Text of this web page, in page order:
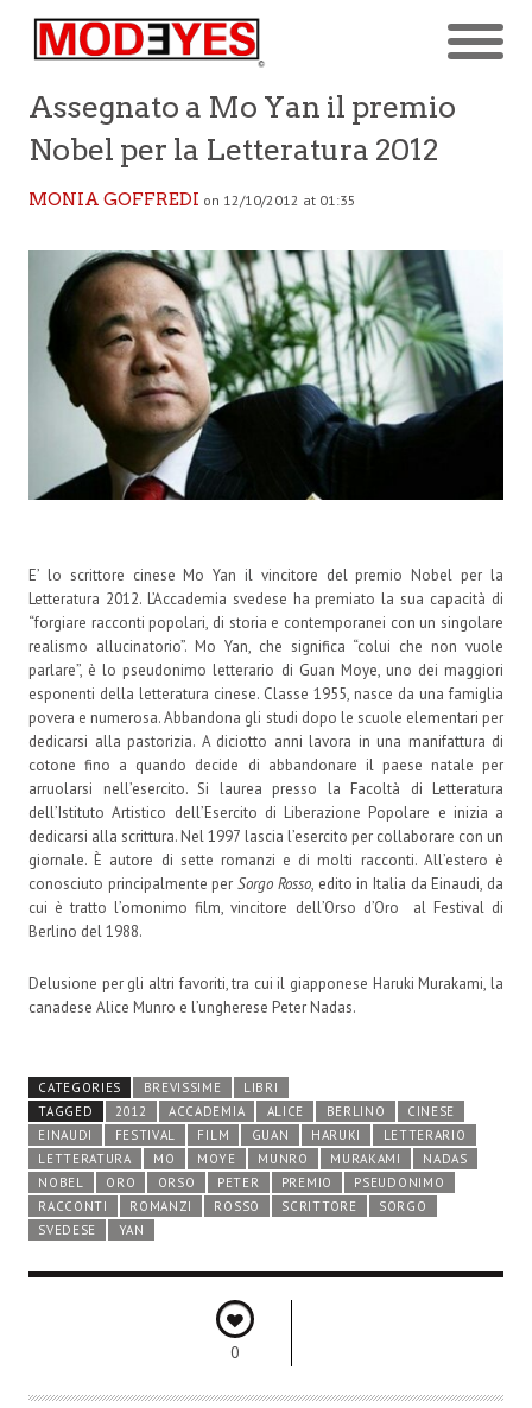
Assegnato a Mo Yan il premio
Nobel per la Letteratura 2012
MONIA GOFFREDI on 12/10/2012 at 01:35
E’ lo scrittore cinese Mo Yan il vincitore del premio Nobel per la
Letteratura 2012. L’Accademia svedese ha premiato la sua capacità di
“forgiare racconti popolari, di storia e contemporanei con un singolare
realismo allucinatorio”. Mo Yan, che significa “colui che non vuole
parlare”, è lo pseudonimo letterario di Guan Moye, uno dei maggiori
esponenti della letteratura cinese. Classe 1955, nasce da una famiglia
povera e numerosa. Abbandona gli studi dopo le scuole elementari per
dedicarsi alla pastorizia. A diciotto anni lavora in una manifattura di
cotone fino a quando decide di abbandonare il paese natale per
arruolarsi nell’esercito. Si laurea presso la Facoltà di Letteratura
dell’Istituto Artistico dell’Esercito di Liberazione Popolare e inizia a
dedicarsi alla scrittura. Nel 1997 lascia l’esercito per collaborare con un
giornale. È autore di sette romanzi e di molti racconti. All’estero è
conosciuto principalmente perSorgo Rosso, edito in Italia da Einaudi, da
cui è tratto l’omonimo film, vincitore dell’Orso d’Oro al Festival di
Berlino del 1988.
Delusione per gli altri favoriti, tra cui il giapponese Haruki Murakami, la
canadese Alice Munro e l’ungherese Peter Nadas.
CATEGORIES BREVISSIME
LIBRI
TAGGED
2012 ACCADEMIA ALICE BERLINO
CINESE
EINAUDI
FESTIVAL FILM GUAN HARUKI
LETTERARIO
LETTERATURA
MO MOYE MUNRO MURAKAMI
NADAS
NOBEL
ORO ORSO PETER PREMIO
PSEUDONIMO
RACCONTI
ROMANZI ROSSO SCRITTORE
SORGO
SVEDESE
YAN
0